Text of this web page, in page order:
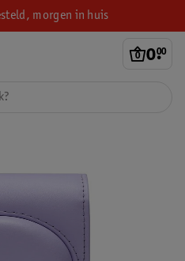
morgen in huis
0.
00